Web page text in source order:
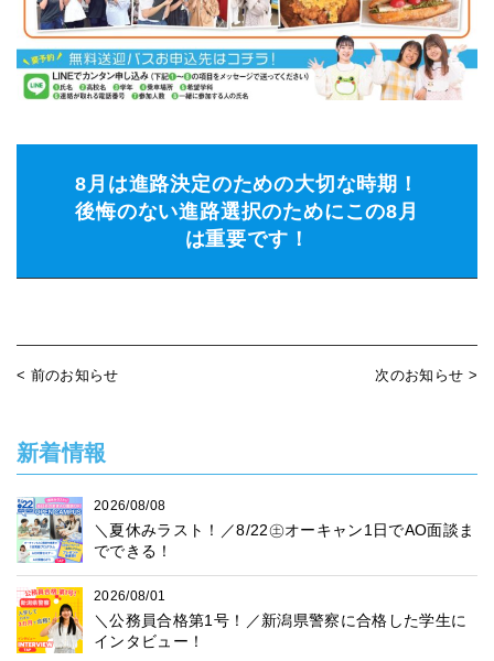
8月は進路決定のための大切な時期！
後悔のない進路選択のためにこの8月
は重要です！
< 前のお知らせ 次のお知らせ >
新着情報
2026/08/08
＼夏休みラスト！／8/22㊏オーキャン1日でAO面談ま
でできる！
2026/08/01
＼公務員合格第1号！／新潟県警察に合格した学生に
インタビュー！